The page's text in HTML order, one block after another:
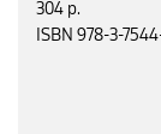
304 p.
ISBN 978-3-